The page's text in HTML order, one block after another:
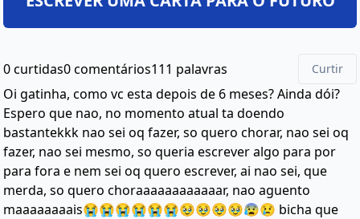
0 curtidas0 comentários111 palavras Curtir
Oi gatinha, como vc esta depois de 6 meses? Ainda dói?
Espero que nao, no momento atual ta doendo
bastantekkk nao sei oq fazer, so quero chorar, nao sei oq
fazer, nao sei mesmo, so queria escrever algo para por
para fora e nem sei oq quero escrever, ai nao sei, que
merda, so quero choraaaaaaaaaaaar, nao aguento
maaaaaaaais😭😭😭😭😭😭🥹🥹🥹🥹😰😢 bicha que